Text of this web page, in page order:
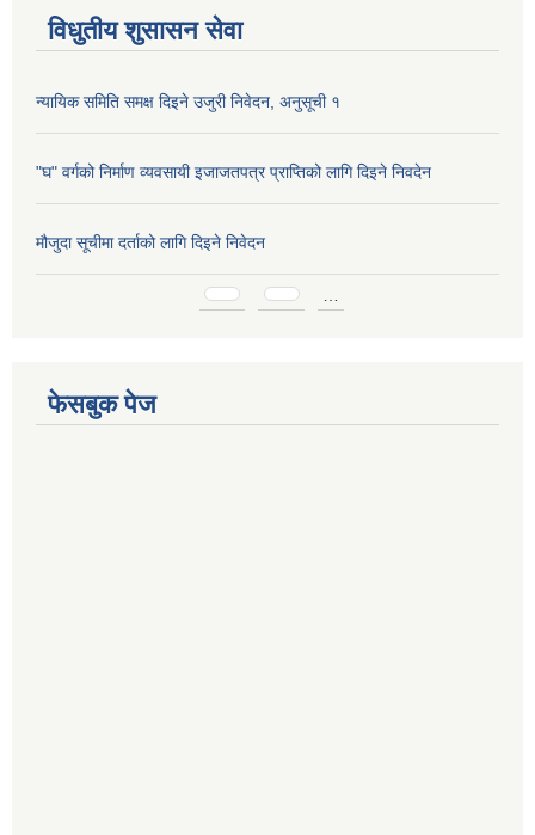
विधुतीय शुसासन सेवा
न्यायिक समिति समक्ष दिइने उजुरी निवेदन, अनुसूची १
"घ" वर्गको निर्माण व्यवसायी इजाजतपत्र प्राप्तिको लागि दिइने निवदेन
मौजुदा सूचीमा दर्ताको लागि दिइने निवेदन
फेसबुक पेज